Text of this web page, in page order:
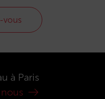
vous
à Paris